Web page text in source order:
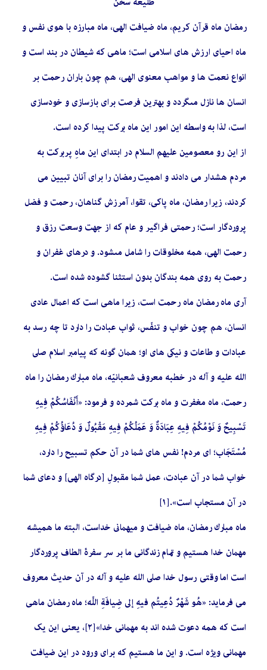
رمضان ماه قرآن کریم، ماه ضیافت الهی، ماه مبارزه با هوی نفس و
ماه احیای ارزش های اسلامی است؛ ماهی که شیطان در بند است و
انواع نعمت ‏ها و مواهب معنوى الهى، هم چون باران رحمت بر
انسان ها نازل مى‏گردد و بهترین فرصت برای بازسازی و خودسازی
است، لذا به واسطه این امور این ماه برکت پیدا کرده است.
از این رو معصومین علیهم السلام در ابتدای این ماهِ پربرکت به
مردم هشدار می دادند و اهمیت رمضان را برای آنان تبیین می
کردند، زیرا رمضان، ماه پاکی، تقوا، آمرزش گناهان، رحمت و فضل
پروردگار است؛ رحمتی فراگیر و عام که از جهت وسعت رزق و
رحمت‏ الهی، همه مخلوقات را شامل مى‏شود. و‏ درهاى غفران و
رحمت‏ به روى همه بندگان بدون استثنا گشوده شده است.
آری ماه رمضان ماه رحمت است، زيرا ماهى است كه اعمال عادى
انسان، هم چون خواب و تنفّس، ثواب عبادت را دارد تا چه رسد به
عبادات و طاعات و نيكى هاى او؛ همان گونه که پيامبر اسلام صلى
الله عليه و آله در خطبه معروف شعبانيّه، ماه مبارك رمضان‏ را ماه
رحمت‏، ماه مغفرت و ماه بركت شمرده و فرمود: «أَنْفَاسُكُمْ‏ فِيهِ‏
تَسْبِيحٌ‏ وَ نَوْمُكُمْ فِيهِ عِبَادَةٌ وَ عَمَلُكُمْ فِيهِ مَقْبُولٌ وَ دُعَاؤُكُمْ فِيهِ
مُسْتَجَاب؛ اى مردم! نفس‏ هاى شما در آن حكم تسبيح را دارد،
خواب شما در آن عبادت، عمل شما مقبولِ [درگاه الهى] و دعاى شما
در آن مستجاب است».[١]
ماه مبارك رمضان، ماه ضيافت‏ و ميهمانى خداست، البته ما همیشه
مهمان خدا هستیم و تمام زندگانی ما بر سر سفرۀ الطاف پروردگار
است اما وقتی رسول خدا صلى الله عليه و آله در آن حدیث معروف
می فرماید: «هُو شَهْرٌ دُعِيتُم فيهِ إلى‏ ضِيافَةِ اللَّه‏؛ ماه رمضان ماهی
است که همه دعوت شده اند به مهمانی خدا»[٢]، یعنی این یک
مهمانی ویژه است. و اين ما هستيم كه براى ورود در اين ضيافت